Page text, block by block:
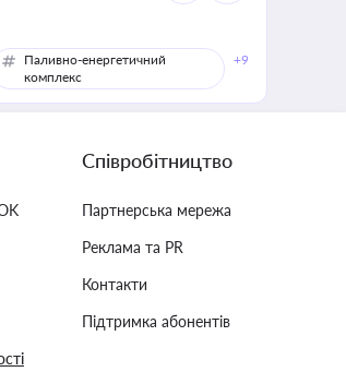
Паливно-енергетичний
комплекс
+9
Співробітництво
Партнерська мережа
Реклама та PR
Контакти
Підтримка абонентів